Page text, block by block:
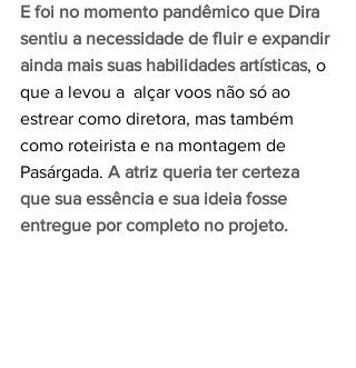
E foi no momento pandêmico que Dira
sentiu a necessidade de fluir e expandir
ainda mais suas habilidades artísticas, o
que a levou a  alçar voos não só ao
estrear como diretora, mas também
como roteirista e na montagem de
Pasárgada. A atriz queria ter certeza
que sua essência e sua ideia fosse
entregue por completo no projeto.